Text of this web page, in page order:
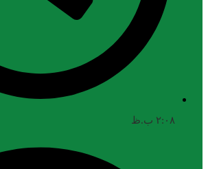
۲:۰۸ ب.ظ